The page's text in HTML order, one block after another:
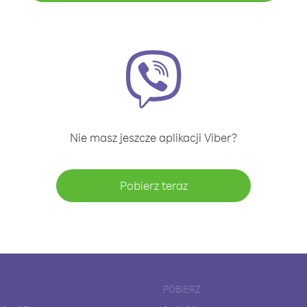
Nie masz jeszcze aplikacji Viber?
Pobierz teraz
POBIERZ